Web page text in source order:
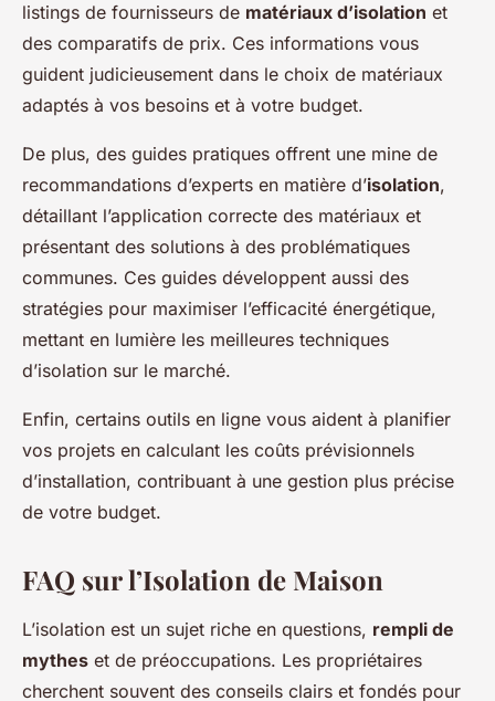
listings de fournisseurs de matériaux d’isolation et
des comparatifs de prix. Ces informations vous
guident judicieusement dans le choix de matériaux
adaptés à vos besoins et à votre budget.
De plus, des guides pratiques offrent une mine de
recommandations d’experts en matière d’isolation,
détaillant l’application correcte des matériaux et
présentant des solutions à des problématiques
communes. Ces guides développent aussi des
stratégies pour maximiser l’efficacité énergétique,
mettant en lumière les meilleures techniques
d’isolation sur le marché.
Enfin, certains outils en ligne vous aident à planifier
vos projets en calculant les coûts prévisionnels
d’installation, contribuant à une gestion plus précise
de votre budget.
FAQ sur l’Isolation de Maison
L’isolation est un sujet riche en questions, rempli de
mythes et de préoccupations. Les propriétaires
cherchent souvent des conseils clairs et fondés pour